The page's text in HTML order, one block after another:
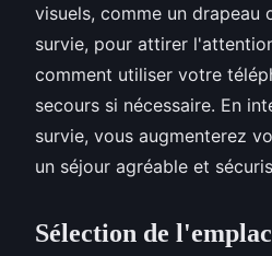
visuels, comme un drapeau
survie, pour attirer
comment utiliser votre
secours si nécessaire. En
survie, vous augmenterez
un séjour agréable et
Sélection de